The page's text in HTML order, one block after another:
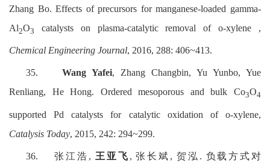
Zhang Bo. Effects of precursors for manganese-loaded gamma-
Al2O3 catalysts on plasma-catalytic removal of o-xylene ,
Chemical Engineering Journal, 2016, 288: 406~413.
35. Wang Yafei, Zhang Changbin, Yu Yunbo, Yue
Renliang, He Hong. Ordered mesoporous and bulk Co3O4
supported Pd catalysts for catalytic oxidation of o-xylene,
Catalysis Today, 2015, 242: 294~299.
36. 张江浩 , 王亚飞 ,张长斌 , 贺泓 . 负载方式对